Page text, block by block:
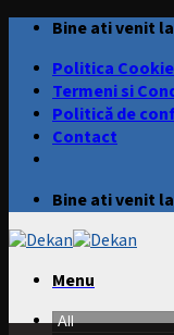
Skip
content
Bine ati venit
Politica
Termeni si
Politică de
Contact
Bine ati venit
Menu